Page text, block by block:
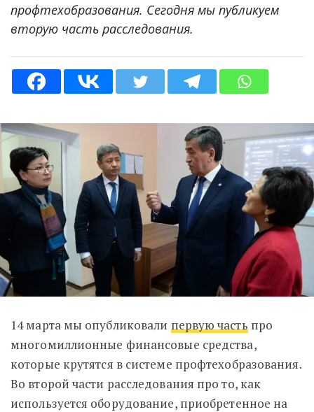
профтехобразования. Сегодня мы публикуем
вторую часть расследования.
14 марта мы опубликовали первую часть про
многомиллионные финансовые средства,
которые крутятся в системе профтехобразования.
Во второй части расследования про то, как
используется оборудование, приобретенное на